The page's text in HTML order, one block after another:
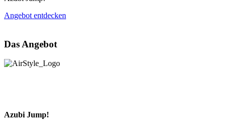
Angebot entdecken
Das Angebot
Azubi Jump!